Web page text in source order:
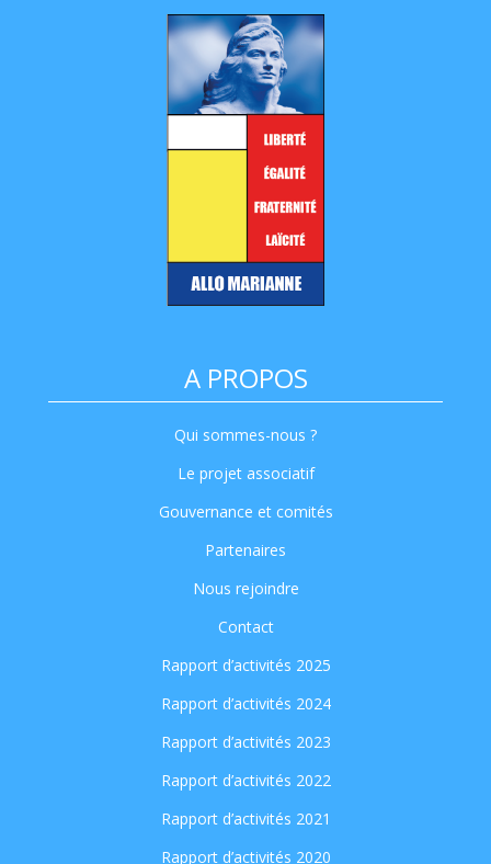
A PROPOS
Qui sommes-nous ?
Le projet associatif
Gouvernance et comités
Partenaires
Nous rejoindre
Contact
Rapport d’activités 2025
Rapport d’activités 2024
Rapport d’activités 2023
Rapport d’activités 2022
Rapport d’activités 2021
Rapport d’activités 2020